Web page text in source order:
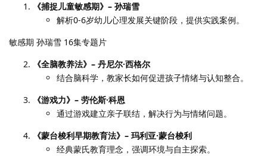
《捕捉儿童敏感期》– 孙瑞雪
解析0-6岁幼儿心理发展关键阶段，提供实践案例。
敏感期 孙瑞雪 16集专题片
《全脑教养法》– 丹尼尔·西格尔
结合脑科学，教家长如何促进孩子情绪与认知整合。
《游戏力》– 劳伦斯·科恩
通过游戏建立亲子联结，解决行为与情绪问题。
《蒙台梭利早期教育法》– 玛利亚·蒙台梭利
经典蒙氏教育理念，强调环境与自主探索。